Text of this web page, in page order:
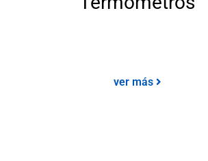
ver más